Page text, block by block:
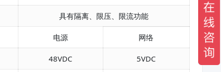
具有隔离、限压、限流功能
电源 网络
48VDC 5VDC